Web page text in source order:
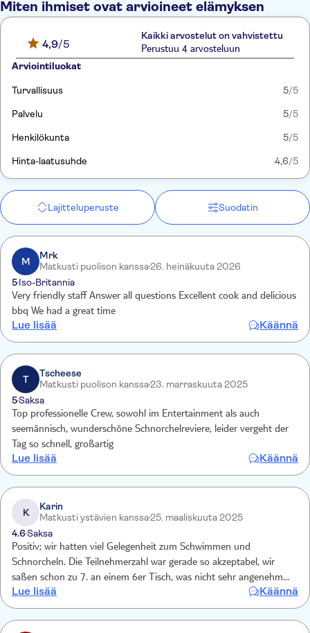
Miten ihmiset ovat arvioineet elämyksen
4,9/5
Kaikki arvostelut on vahvistettu
Perustuu 4 arvosteluun
Arviointiluokat
Turvallisuus 5/5
Palvelu 5/5
Henkilökunta 5/5
Hinta-laatusuhde 4,6/5
Lajitteluperuste Suodatin
M
Mrk
Matkusti puolison kanssa26. heinäkuuta 2026
5Iso-Britannia
Very friendly staff Answer all questions Excellent cook and delicious
bbq We had a great time
Lue lisää Käännä
T
Tscheese
Matkusti puolison kanssa23. marraskuuta 2025
5Saksa
Top professionelle Crew, sowohl im Entertainment als auch
seemännisch, wunderschöne Schnorchelreviere, leider vergeht der
Tag so schnell, großartig
Lue lisää Käännä
K
Karin
Matkusti ystävien kanssa25. maaliskuuta 2025
4.6Saksa
Positiv; wir hatten viel Gelegenheit zum Schwimmen und
Schnorcheln. Die Teilnehmerzahl war gerade so akzeptabel, wir
saßen schon zu 7. an einem 6er Tisch, was nicht sehr angenehm
war. Mehr Gäste als zu 6. an die Tische passen, sollten nicht
zugelassen werden. Auf die Party mit sehr lauter Musik bei der
Rückfahrt hätten wir gut verzichten können.
Lue lisää Käännä